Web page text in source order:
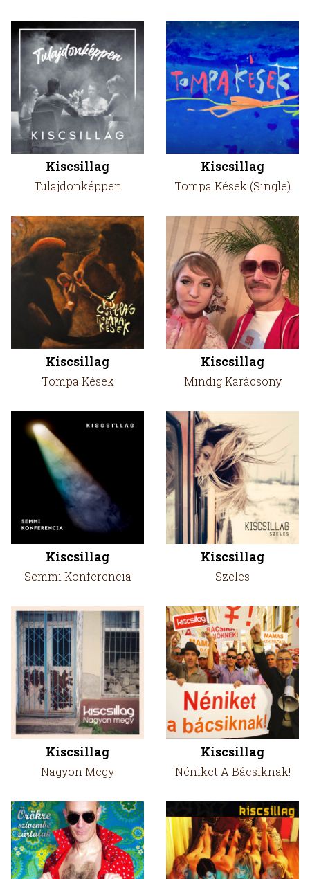
Kiscsillag
Tulajdonképpen
Kiscsillag
Tompa Kések (Single)
Kiscsillag
Tompa Kések
Kiscsillag
Mindig Karácsony
Kiscsillag
Semmi Konferencia
Kiscsillag
Szeles
Kiscsillag
Nagyon Megy
Kiscsillag
Néniket A Bácsiknak!